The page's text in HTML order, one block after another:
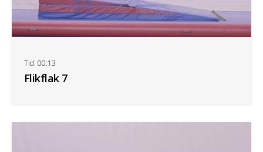
Flikflak 7
Tid: 00:13